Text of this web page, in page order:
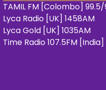
TAMIL FM [Colombo] 99.5/
Lyca Radio [UK] 1458AM
Lyca Gold [UK] 1035AM
Time Radio 107.5FM [India]